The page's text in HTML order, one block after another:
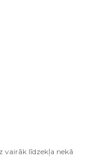
vairāk līdzekļa nekā